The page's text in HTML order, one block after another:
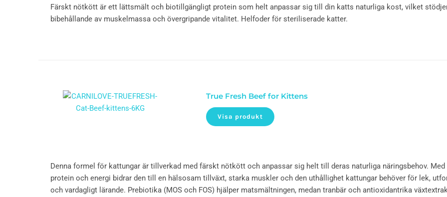
Färskt nötkött är ett lättsmält och biotillgängligt protein som helt anpassar sig till din katts naturliga kost, vilket
bibehållande av muskelmassa och övergripande vitalitet. Helfoder för steriliserade katter.
True Fresh Beef for Kittens
Visa produkt
Denna formel för kattungar är tillverkad med färskt nötkött och anpassar sig helt till deras naturliga näringsbehov. Med
protein och energi bidrar den till en hälsosam tillväxt, starka muskler och den uthållighet kattungar behöver för lek,
och vardagligt lärande. Prebiotika (MOS och FOS) hjälper matsmältningen, medan tranbär och antioxidantrika